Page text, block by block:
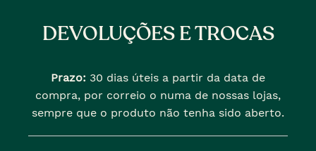
DEVOLUÇÕES E TROCAS
Prazo: 30 dias úteis a partir da data de
compra, por correio o numa de nossas lojas,
sempre que o produto não tenha sido aberto.